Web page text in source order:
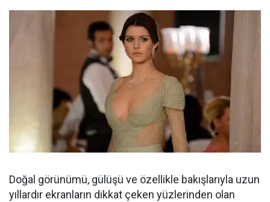
Doğal görünümü, gülüşü ve özellikle bakışlarıyla uzun
yıllardır ekranların dikkat çeken yüzlerinden olan